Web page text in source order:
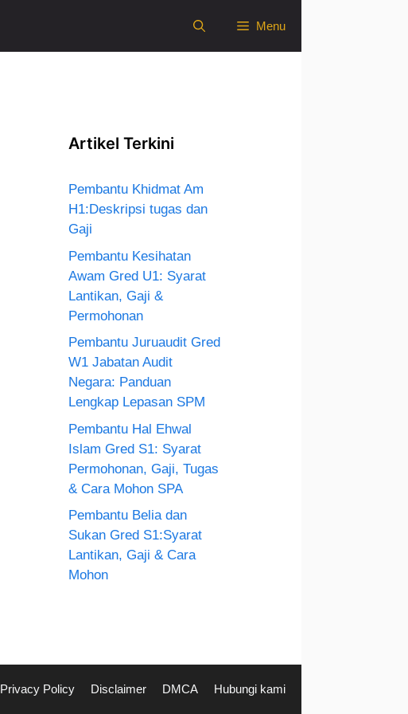
Menu
Artikel Terkini
Pembantu Khidmat Am
H1:Deskripsi tugas dan
Gaji
Pembantu Kesihatan
Awam Gred U1: Syarat
Lantikan, Gaji &
Permohonan
Pembantu Juruaudit Gred
W1 Jabatan Audit
Negara: Panduan
Lengkap Lepasan SPM
Pembantu Hal Ehwal
Islam Gred S1: Syarat
Permohonan, Gaji, Tugas
& Cara Mohon SPA
Pembantu Belia dan
Sukan Gred S1:Syarat
Lantikan, Gaji & Cara
Mohon
Privacy Policy Disclaimer DMCA Hubungi kami